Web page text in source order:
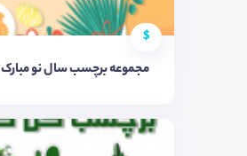
$
مجموعه برچسب سال نو مبارک